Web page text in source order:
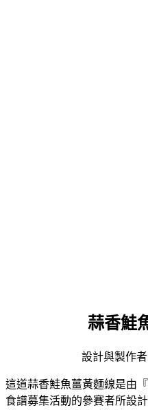
蒜香鮭
設計與製作
這道蒜香鮭魚薑黃麵線是由
食譜募集活動的參賽者所設